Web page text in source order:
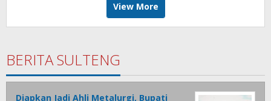
View More
BERITA SULTENG
Diapkan Jadi Ahli Metalurgi, Bupati